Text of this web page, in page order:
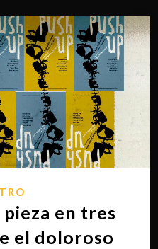
pieza en tres
el doloroso